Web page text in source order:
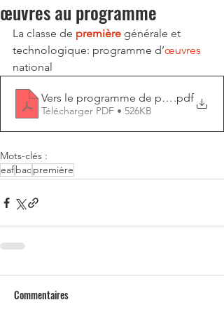
œuvres au programme
La classe de première générale et
technologique: programme d’œuvres
national
Vers le programme de première en
.pdf
Télécharger PDF • 526KB
Mots-clés :
eafbacpremière
Commentaires